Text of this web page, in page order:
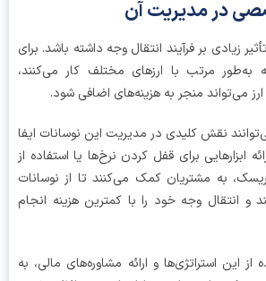
مدیریت آن
بر فرآیند انتقال وجه داشته باشد. برای
مرتب با ارزهای مختلف کار می‌کنند،
منجر به هزینه‌های اضافی شود.
کلیدی در مدیریت این نوسانات ایفا
برای قفل کردن نرخ‌ها یا استفاده از
مشتریان کمک می‌کنند تا از نوسانات
وجه خود را با کمترین هزینه انجام
استراتژی‌ها و ارائه مشاوره‌های مالی، به